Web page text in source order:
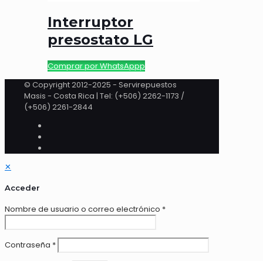
Interruptor
presostato LG
Comprar por WhatsAppp
© Copyright 2012-2025 - Servirepuestos
Masis - Costa Rica | Tel: (+506) 2262-1173 /
(+506) 2261-2844
✕
Acceder
Nombre de usuario o correo electrónico *
Contraseña *